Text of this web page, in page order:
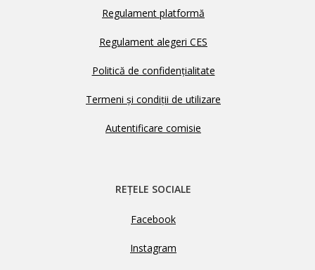
Regulament platformă
Regulament alegeri CES
Politică de confidențialitate
Termeni și condiții de utilizare
Autentificare comisie
REȚELE SOCIALE
Facebook
Instagram